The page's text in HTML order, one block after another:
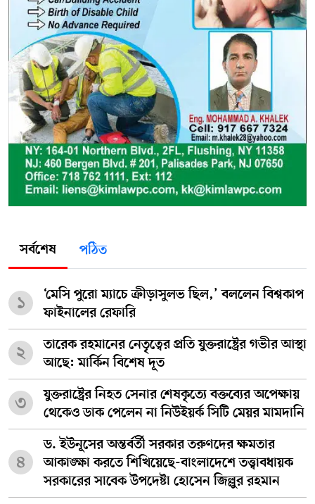
সর্বশেষ পঠিত
১
‘মেসি পুরো ম্যাচে ক্রীড়াসুলভ ছিল,’ বললেন বিশ্বকাপ
ফাইনালের রেফারি
২
তারেক রহমানের নেতৃত্বের প্রতি যুক্তরাষ্ট্রের গভীর আস্থা
আছে: মার্কিন বিশেষ দূত
৩
যুক্তরাষ্ট্রের নিহত সেনার শেষকৃত্যে বক্তব্যের অপেক্ষায়
থেকেও ডাক পেলেন না নিউইয়র্ক সিটি মেয়র মামদানি
৪
ড. ইউনূসের অন্তর্বর্তী সরকার তরুণদের ক্ষমতার
আকাঙ্ক্ষা করতে শিখিয়েছে-বাংলাদেশে তত্ত্বাবধায়ক
সরকারের সাবেক উপদেষ্টা হোসেন জিল্লুর রহমান